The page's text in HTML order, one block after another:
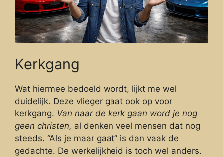
Kerkgang
Wat hiermee bedoeld wordt, lijkt me wel
duidelijk. Deze vlieger gaat ook op voor
kerkgang. Van naar de kerk gaan word je nog
geen christen, al denken veel mensen dat nog
steeds. “Als je maar gaat” is dan vaak de
gedachte. De werkelijkheid is toch wel anders.